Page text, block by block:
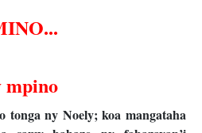
mpino
tonga ny Noely; koa mangataha